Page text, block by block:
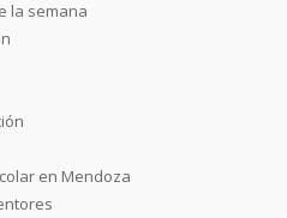
la semana
en Mendoza